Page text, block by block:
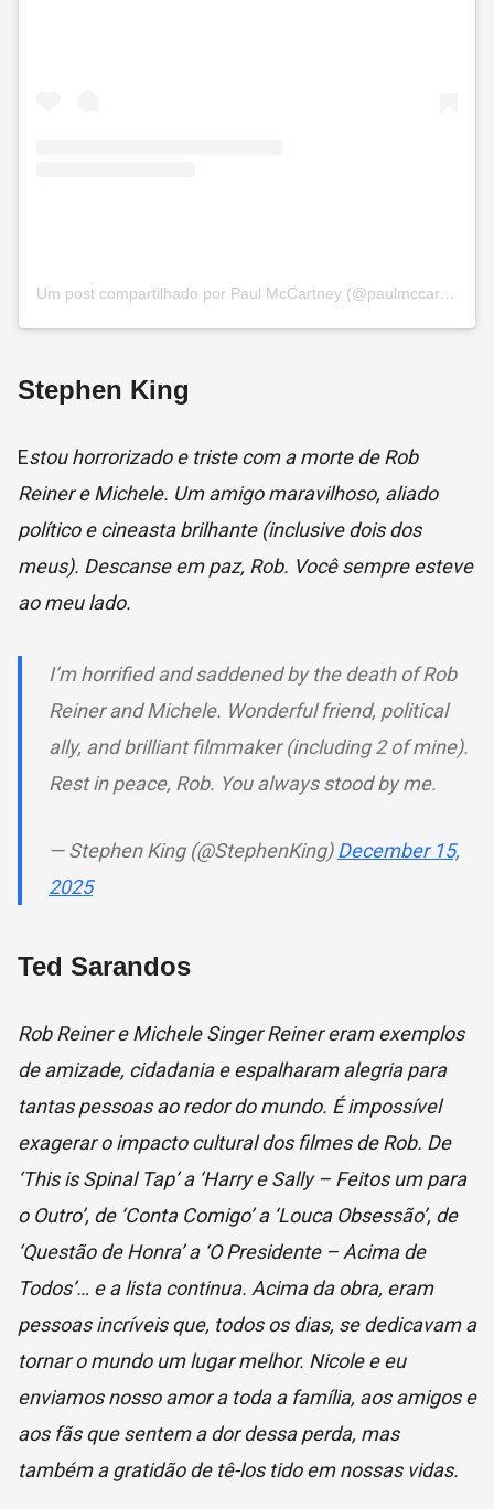
Um post compartilhado por Paul McCartney (@paulmccartney)
Stephen King
Estou horrorizado e triste com a morte de Rob
Reiner e Michele. Um amigo maravilhoso, aliado
político e cineasta brilhante (inclusive dois dos
meus). Descanse em paz, Rob. Você sempre esteve
ao meu lado.
I’m horrified and saddened by the death of Rob
Reiner and Michele. Wonderful friend, political
ally, and brilliant filmmaker (including 2 of mine).
Rest in peace, Rob. You always stood by me.
— Stephen King (@StephenKing)December 15,
2025
Ted Sarandos
Rob Reiner e Michele Singer Reiner eram exemplos
de amizade, cidadania e espalharam alegria para
tantas pessoas ao redor do mundo. É impossível
exagerar o impacto cultural dos filmes de Rob. De
‘This is Spinal Tap’a ‘Harry e Sally – Feitos um para
o Outro’, de ‘Conta Comigo’a ‘Louca Obsessão’, de
‘Questão de Honra’a ‘O Presidente – Acima de
Todos’… e a lista continua. Acima da obra, eram
pessoas incríveis que, todos os dias, se dedicavam a
tornar o mundo um lugar melhor. Nicole e eu
enviamos nosso amor a toda a família, aos amigos e
aos fãs que sentem a dor dessa perda, mas
também a gratidão de tê-los tido em nossas vidas.